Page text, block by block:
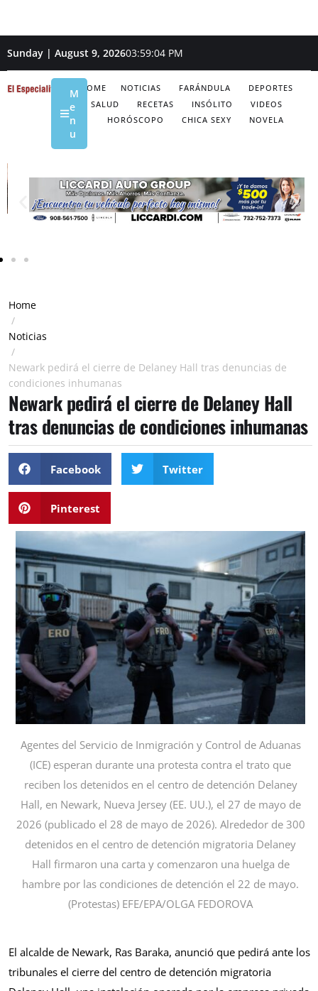
Sunday | August 9, 202603:59:05 PM
HOME NOTICIAS FARÁNDULA
DEPORTES
SALUD
RECETAS INSÓLITO
VIDEOS
HORÓSCOPO
CHICA SEXY NOVELA
M
e
n
u
Home
/
Noticias
/
Newark pedirá el cierre de Delaney Hall tras denuncias de
condiciones inhumanas
Newark pedirá el cierre de Delaney Hall
tras denuncias de condiciones inhumanas
Facebook Twitter
Pinterest
Agentes del Servicio de Inmigración y Control de Aduanas
(ICE) esperan durante una protesta contra el trato que
reciben los detenidos en el centro de detención Delaney
Hall, en Newark, Nueva Jersey (EE. UU.), el 27 de mayo de
2026 (publicado el 28 de mayo de 2026). Alrededor de 300
detenidos en el centro de detención migratoria Delaney
Hall firmaron una carta y comenzaron una huelga de
hambre por las condiciones de detención el 22 de mayo.
(Protestas) EFE/EPA/OLGA FEDOROVA
El alcalde de Newark, Ras Baraka, anunció que pedirá ante los
tribunales el cierre del centro de detención migratoria